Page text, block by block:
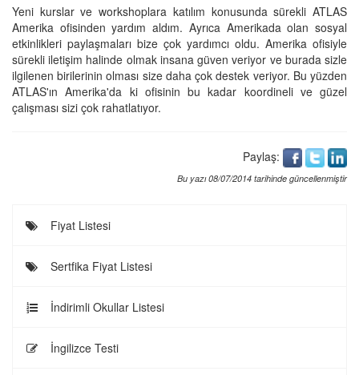
Yeni kurslar ve workshoplara katılım konusunda sürekli ATLAS
Amerika ofisinden yardım aldım. Ayrıca Amerikada olan sosyal
etkinlikleri paylaşmaları bize çok yardımcı oldu. Amerika ofisiyle
sürekli iletişim halinde olmak insana güven veriyor ve burada sizle
ilgilenen birilerinin olması size daha çok destek veriyor. Bu yüzden
ATLAS'ın Amerika'da ki ofisinin bu kadar koordineli ve güzel
çalışması sizi çok rahatlatıyor.
Paylaş:
Bu yazı 08/07/2014 tarihinde güncellenmiştir
Fiyat Listesi
Sertfika Fiyat Listesi
İndirimli Okullar Listesi
İngilizce Testi